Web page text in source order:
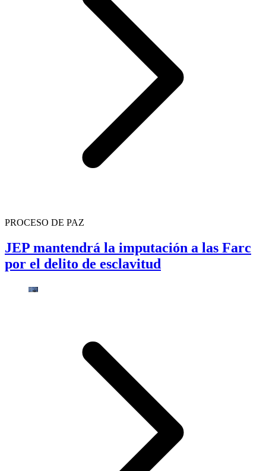
PROCESO DE PAZ
JEP mantendrá la imputación a las Farc
por el delito de esclavitud